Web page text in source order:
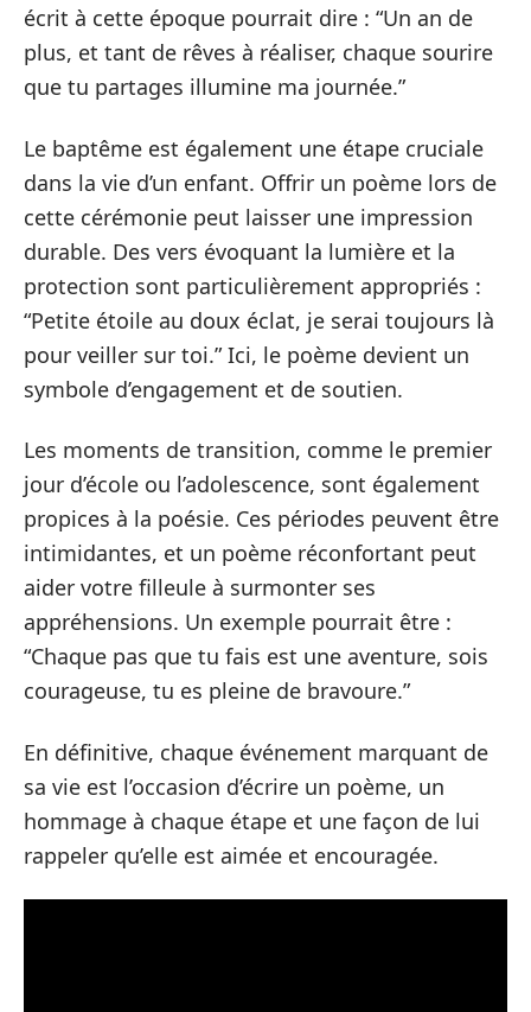
écrit à cette époque pourrait dire : “Un an de
plus, et tant de rêves à réaliser, chaque sourire
que tu partages illumine ma journée.”
Le baptême est également une étape cruciale
dans la vie d’un enfant. Offrir un poème lors de
cette cérémonie peut laisser une impression
durable. Des vers évoquant la lumière et la
protection sont particulièrement appropriés :
“Petite étoile au doux éclat, je serai toujours là
pour veiller sur toi.” Ici, le poème devient un
symbole d’engagement et de soutien.
Les moments de transition, comme le premier
jour d’école ou l’adolescence, sont également
propices à la poésie. Ces périodes peuvent être
intimidantes, et un poème réconfortant peut
aider votre filleule à surmonter ses
appréhensions. Un exemple pourrait être :
“Chaque pas que tu fais est une aventure, sois
courageuse, tu es pleine de bravoure.”
En définitive, chaque événement marquant de
sa vie est l’occasion d’écrire un poème, un
hommage à chaque étape et une façon de lui
rappeler qu’elle est aimée et encouragée.